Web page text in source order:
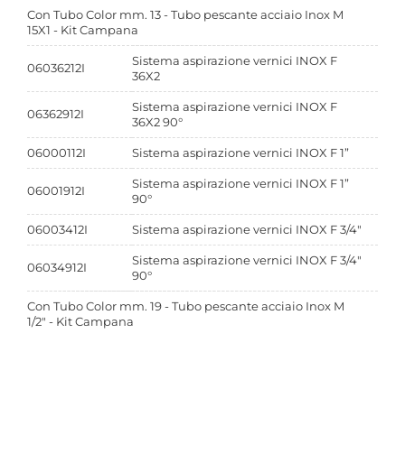
Con Tubo Color mm. 13 - Tubo pescante acciaio Inox M
15X1 - Kit Campana
06036212I
Sistema aspirazione vernici INOX F
36X2
06362912I
Sistema aspirazione vernici INOX F
36X2 90°
06000112I Sistema aspirazione vernici INOX F 1”
06001912I
Sistema aspirazione vernici INOX F 1”
90°
06003412I Sistema aspirazione vernici INOX F 3/4"
06034912I
Sistema aspirazione vernici INOX F 3/4"
90°
Con Tubo Color mm. 19 - Tubo pescante acciaio Inox M
1/2" - Kit Campana